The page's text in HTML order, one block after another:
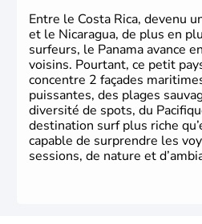
Entre le Costa Rica, devenu
et le Nicaragua, de plus en
surfeurs, le Panama avance
voisins. Pourtant, ce petit
concentre 2 façades
puissantes, des plages
diversité de spots, du
destination surf plus riche
capable de surprendre les
sessions, de nature et